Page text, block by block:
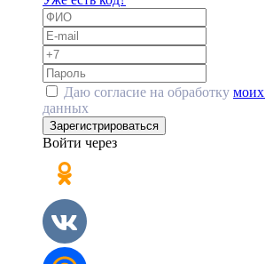
Даю согласие на обработку
данных
Зарегистрироваться
Войти через